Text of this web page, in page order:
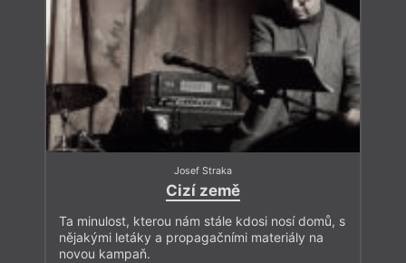
Josef Straka
Cizí země
Ta minulost, kterou nám stále kdosi nosí domů, s
nějakými letáky a propagačními materiály na
novou kampaň.